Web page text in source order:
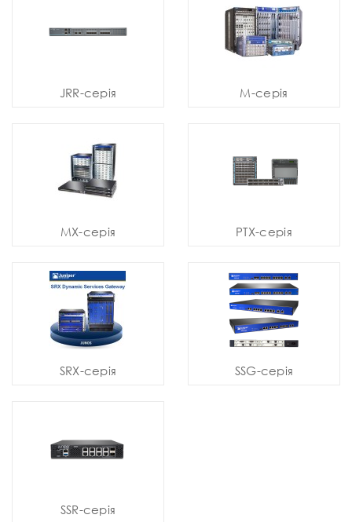
JRR-серія M-серія
MX-серія PTX-серія
SRX-серія SSG-серія
SSR-серія